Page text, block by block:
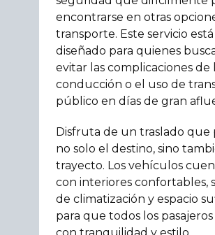
encontrarse en otras
transporte. Este servicio está
diseñado para quienes
evitar las complicaciones de
conducción o el uso de
público en días de gran
Disfruta de un traslado que
no solo el destino, sino
trayecto. Los vehículos
con interiores confortables,
de climatización y espacio
para que todos los pasajeros